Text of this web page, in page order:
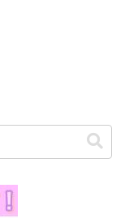
どの小型の周辺機
す。PCカードスロッ
辺機器を拡張するた
。PCカードスロット
ことができます。
など、後のゲーム機
き出したものであ
ァンを熱狂させまし
の後もニンテンドー
ーム機の代名詞と
。